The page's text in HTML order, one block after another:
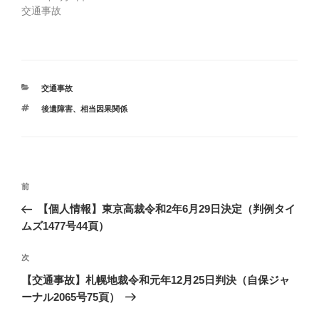
交通事故
カ
ゴ
交通事故
タ
後遺障害、 相当因果関係
投
ナ
ゲ
ー
シ
前
の
投
前
【個人情報】東京高裁令和2年6月29日決定（判例タイ
ムズ1477号44頁）
次
の
次
【交通事故】札幌地裁令和元年12月25日判決（自保ジャ
ーナル2065号75頁）